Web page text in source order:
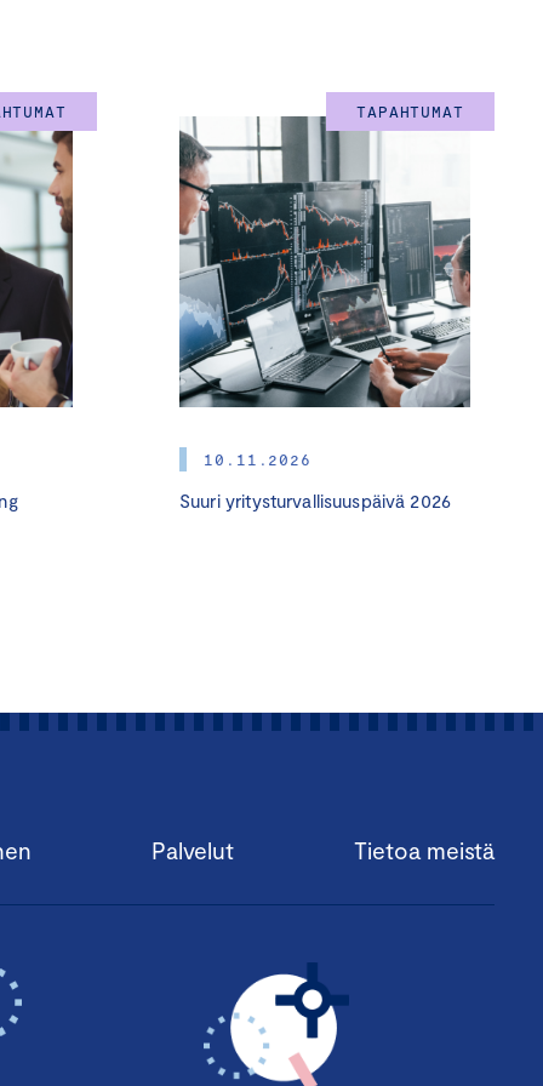
uskotun miehen
ja hyvän
alla.
TAPAHTUMAT
10.11.2026
Suuri yritysturvallisuuspäivä 2026
Palvelut Tietoa meistä